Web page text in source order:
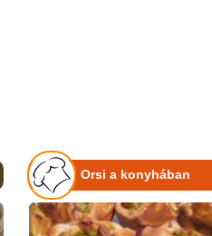
Orsi a konyhában